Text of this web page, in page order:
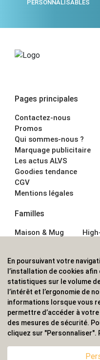
PERSONNALISABLES
Pages principales
Contactez-nous
Promos
Qui sommes-nous ?
Marquage publicitaire
Les actus ALVS
Goodies tendance
CGV
Mentions légales
Familles
Maison & Mug
Écriture
Bagagerie sacs
ALVS, fournisseur
professionnels. Une
couverture internationale.
En poursuivant votre
l’installation de cookies
statistiques sur le volume
l’intérêt et l’ergonomie de
informations lorsque vous
permettre d’accéder à
des mesures de sécurité.
cliquez sur "Personnaliser".